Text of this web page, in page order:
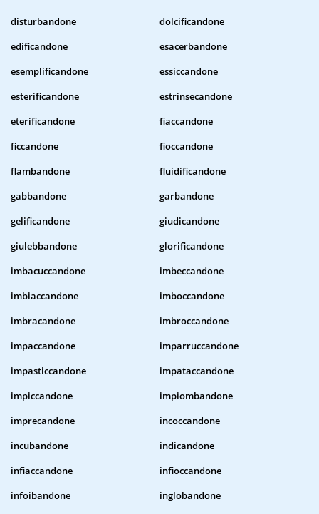
disturbandone
dolcificandone
edificandone
esacerbandone
esemplificandone
essiccandone
esterificandone
estrinsecandone
eterificandone
fiaccandone
ficcandone
fioccandone
flambandone
fluidificandone
gabbandone
garbandone
gelificandone
giudicandone
giulebbandone
glorificandone
imbacuccandone
imbeccandone
imbiaccandone
imboccandone
imbracandone
imbroccandone
impaccandone
imparruccandone
impasticcandone
impataccandone
impiccandone
impiombandone
imprecandone
incoccandone
incubandone
indicandone
infiaccandone
infioccandone
infoibandone
inglobandone